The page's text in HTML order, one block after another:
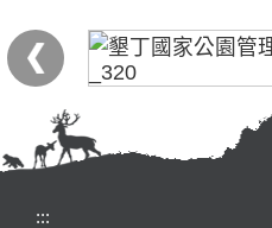
:::